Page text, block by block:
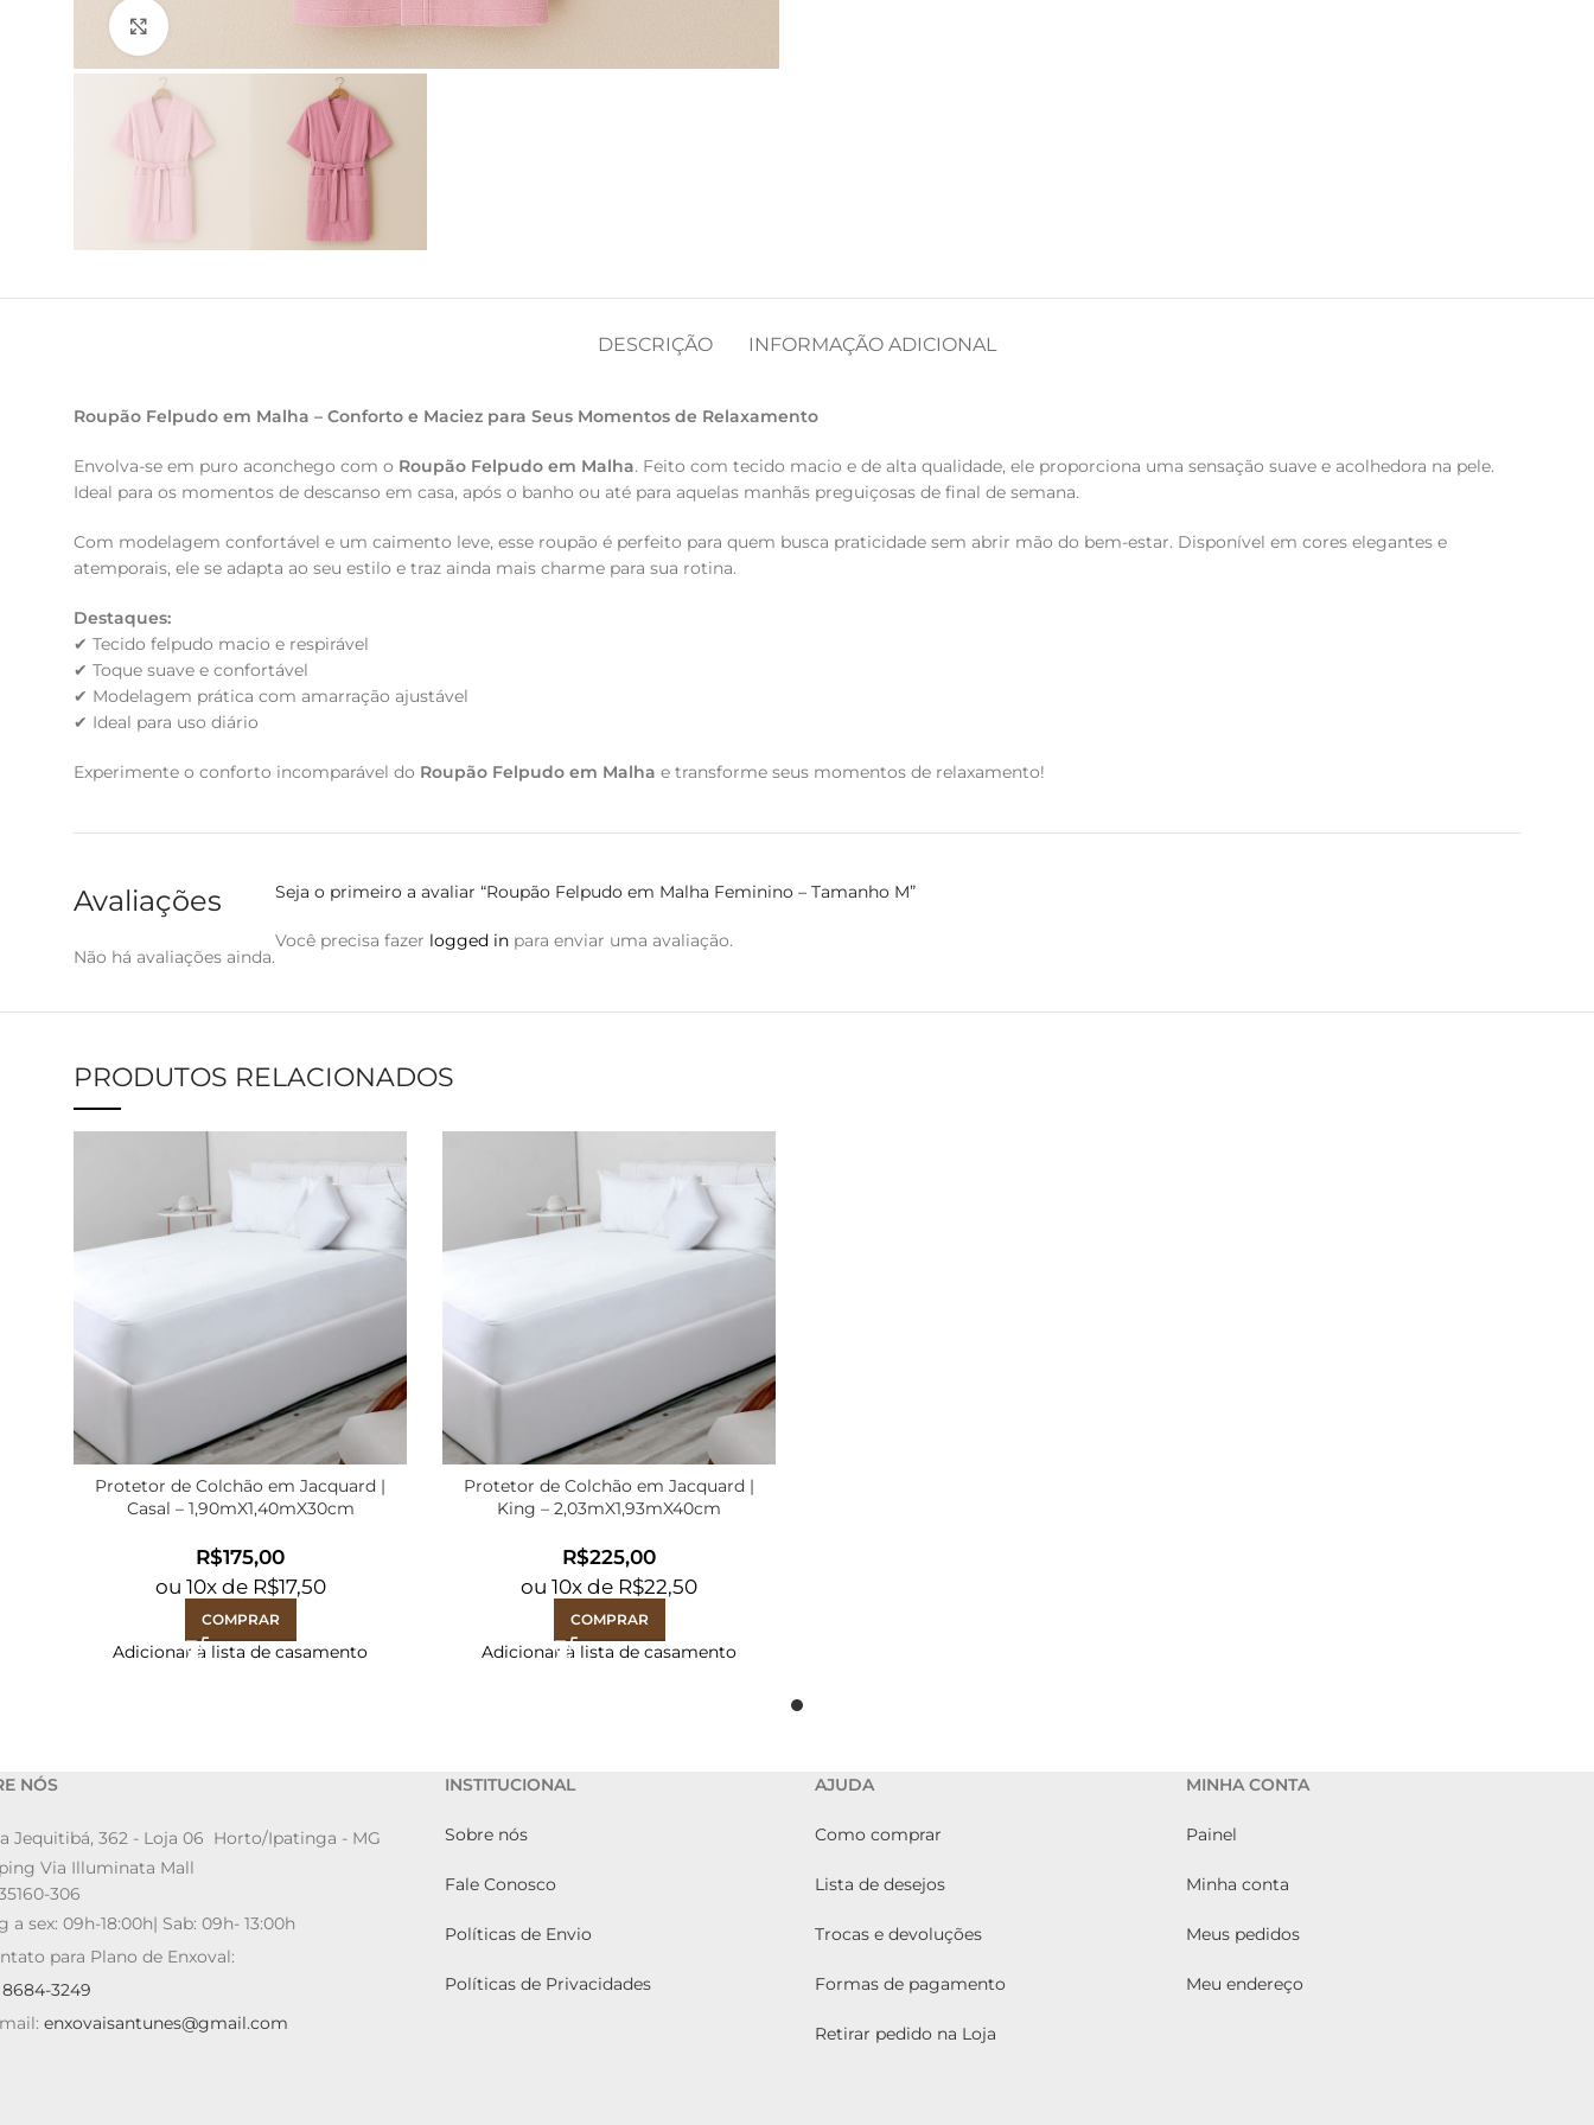
Clique para ampliar
DESCRIÇÃO INFORMAÇÃO ADICIONAL
Roupão Felpudo em Malha – Conforto e Maciez para Seus Momentos de Relaxamento
Envolva-se em puro aconchego com o Roupão Felpudo em Malha. Feito com tecido macio e de alta qualidade, ele proporciona uma sensação suave e acolhedora na pele.
Ideal para os momentos de descanso em casa, após o banho ou até para aquelas manhãs preguiçosas de final de semana.
Com modelagem confortável e um caimento leve, esse roupão é perfeito para quem busca praticidade sem abrir mão do bem-estar. Disponível em cores elegantes e
atemporais, ele se adapta ao seu estilo e traz ainda mais charme para sua rotina.
Destaques:
✔ Tecido felpudo macio e respirável
✔ Toque suave e confortável
✔ Modelagem prática com amarração ajustável
✔ Ideal para uso diário
Experimente o conforto incomparável do Roupão Felpudo em Malha e transforme seus momentos de relaxamento!
Avaliações
Não há avaliações ainda.
Seja o primeiro a avaliar “Roupão Felpudo em Malha Feminino – Tamanho M”
Você precisa fazer logged in para enviar uma avaliação.
PRODUTOS RELACIONADOS
Protetor de Colchão em Jacquard |
Casal – 1,90mX1,40mX30cm
R$
ou 10x de R$17,50
COMPRAR
Adicionar à lista de casamento
Protetor de Colchão em Jacquard |
King – 2,03mX1,93mX40cm
R$
ou 10x de R$22,50
COMPRAR
Adicionar à lista de casamento
NÓS
Jequitibá, 362 - Loja 06 Horto/Ipatinga - MG
Via Illuminata Mall
306
a sex: 09h-18:00h| Sab: 09h- 13:00h
para Plano de Enxoval:
8684-3249
enxovaisantunes@gmail.com
INSTITUCIONAL
Sobre nós
Fale Conosco
Políticas de Envio
Políticas de Privacidades
AJUDA
Como comprar
Lista de desejos
Trocas e devoluções
Formas de pagamento
Retirar pedido na Loja
MINHA CONTA
Painel
Minha conta
Meus pedidos
Meu endereço